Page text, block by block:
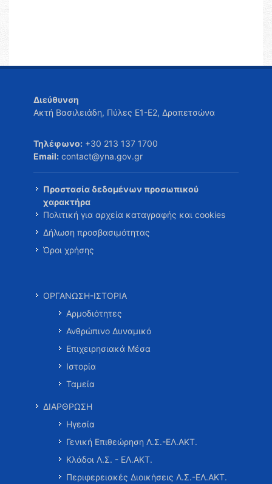
Διεύθυνση
Ακτή Βασιλειάδη, Πύλες Ε1-Ε2, Δραπετσώνα
Τηλέφωνο: +30 213 137 1700
Email: contact@yna.gov.gr
Προστασία δεδομένων προσωπικού
χαρακτήρα
Πολιτική για αρχεία καταγραφής και cookies
Δήλωση προσβασιμότητας
Όροι χρήσης
ΟΡΓΑΝΩΣΗ-ΙΣΤΟΡΙΑ
Αρμοδιότητες
Ανθρώπινο Δυναμικό
Επιχειρησιακά Μέσα
Ιστορία
Ταμεία
ΔΙΑΡΘΡΩΣΗ
Ηγεσία
Γενική Επιθεώρηση Λ.Σ.-ΕΛ.ΑΚΤ.
Κλάδοι Λ.Σ. - ΕΛ.ΑΚΤ.
Περιφερειακές Διοικήσεις Λ.Σ.-ΕΛ.ΑΚΤ.